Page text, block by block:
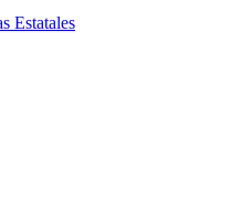
Estatales